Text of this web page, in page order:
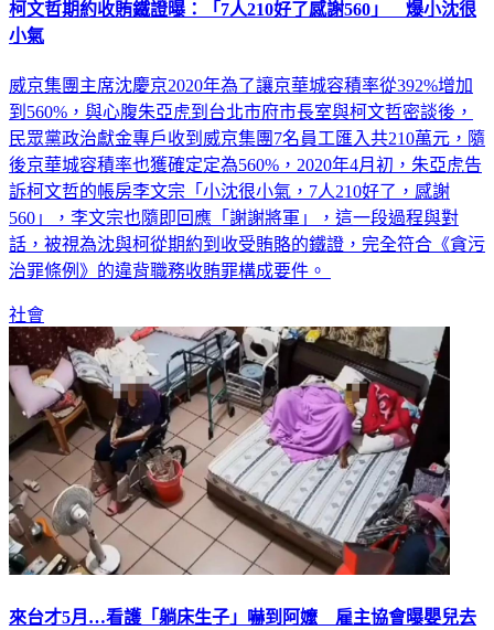
柯文哲期約收賄鐵證曝：「7人210好了感謝560」 爆小沈很
小氣
威京集團主席沈慶京2020年為了讓京華城容積率從392%增加
到560%，與心腹朱亞虎到台北市府市長室與柯文哲密談後，
民眾黨政治獻金專戶收到威京集團7名員工匯入共210萬元，隨
後京華城容積率也獲確定定為560%，2020年4月初，朱亞虎告
訴柯文哲的帳房李文宗「小沈很小氣，7人210好了，感謝
560」，李文宗也隨即回應「謝謝將軍」，這一段過程與對
話，被視為沈與柯從期約到收受賄賂的鐵證，完全符合《貪污
治罪條例》的違背職務收賄罪構成要件。
社會
來台才5月…看護「躺床生子」嚇到阿嬤 雇主協會曝嬰兒去